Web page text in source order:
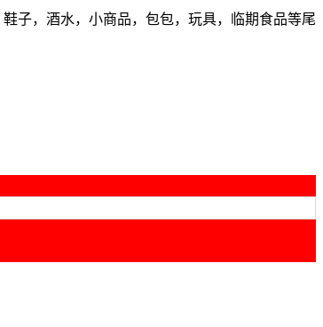
子，酒水，小商品，包包，玩具，临期食品等尾